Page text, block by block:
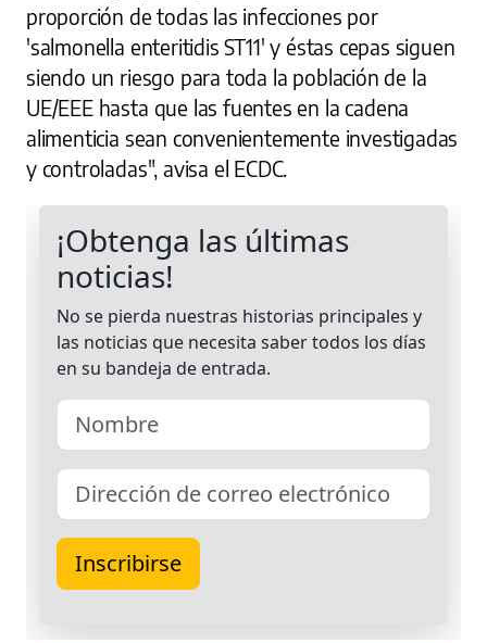
proporción de todas las infecciones por
'salmonella enteritidis ST11' y éstas cepas siguen
siendo un riesgo para toda la población de la
UE/EEE hasta que las fuentes en la cadena
alimenticia sean convenientemente investigadas
y controladas", avisa el ECDC.